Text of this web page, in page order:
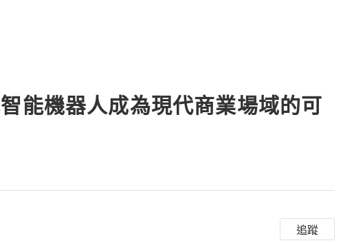
能機器人成為現代商業場域的可
追蹤